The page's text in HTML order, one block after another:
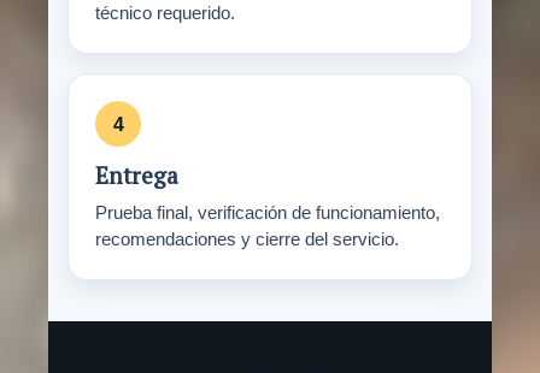
técnico requerido.
Entrega
Prueba final, verificación de funcionamiento,
recomendaciones y cierre del servicio.